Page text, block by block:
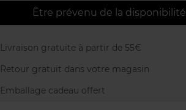
Être prévenu de la disponibilité
Livraison gratuite à partir de 55€
Retour gratuit dans votre magasin
Emballage cadeau offert